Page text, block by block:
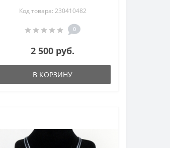
Код товара: 230410482
0
2 500 руб.
В КОРЗИНУ